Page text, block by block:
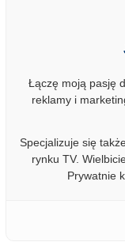
Łączę moją pasję
reklamy i
Specjalizuje się
rynku TV.
Prywatnie